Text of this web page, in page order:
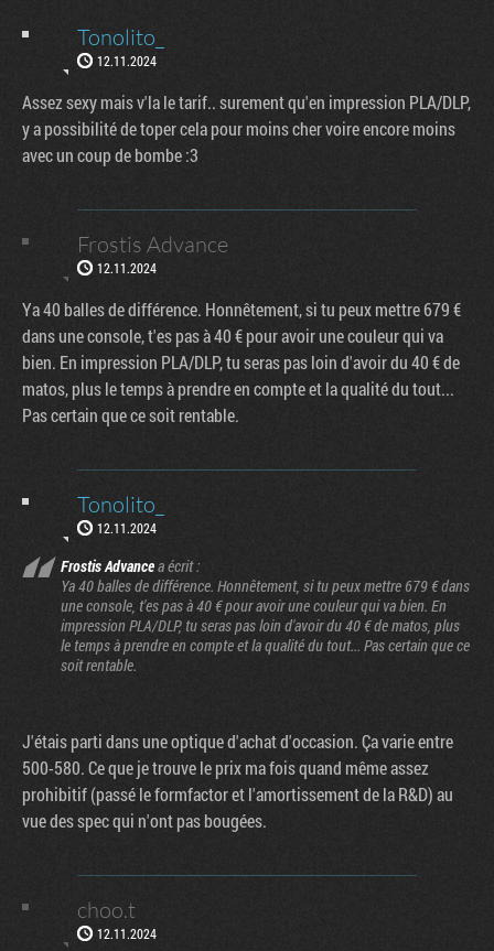
Tonolito_
12.11.2024
Assez sexy mais v'la le tarif.. surement qu'en impression PLA/DLP,
y a possibilité de toper cela pour moins cher voire encore moins
avec un coup de bombe :3
Frostis Advance
12.11.2024
Ya 40 balles de différence. Honnêtement, si tu peux mettre 679 €
dans une console, t'es pas à 40 € pour avoir une couleur qui va
bien. En impression PLA/DLP, tu seras pas loin d'avoir du 40 € de
matos, plus le temps à prendre en compte et la qualité du tout...
Pas certain que ce soit rentable.
Tonolito_
12.11.2024
Frostis Advancea écrit :
Ya 40 balles de différence. Honnêtement, si tu peux mettre 679 € dans
une console, t'es pas à 40 € pour avoir une couleur qui va bien. En
impression PLA/DLP, tu seras pas loin d'avoir du 40 € de matos, plus
le temps à prendre en compte et la qualité du tout... Pas certain que ce
soit rentable.
J'étais parti dans une optique d'achat d'occasion. Ça varie entre
500-580. Ce que je trouve le prix ma fois quand même assez
prohibitif (passé le formfactor et l'amortissement de la R&D) au
vue des spec qui n'ont pas bougées.
choo.t
12.11.2024